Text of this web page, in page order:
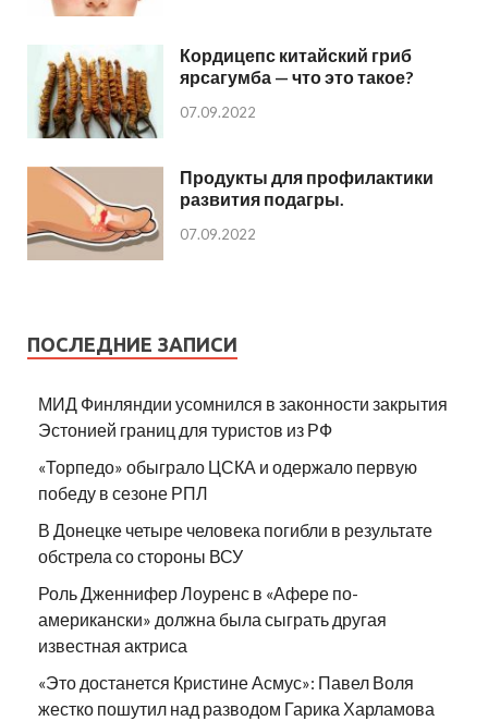
Кордицепс китайский гриб
ярсагумба — что это такое?
07.09.2022
Продукты для профилактики
развития подагры.
07.09.2022
ПОСЛЕДНИЕ ЗАПИСИ
МИД Финляндии усомнился в законности закрытия
Эстонией границ для туристов из РФ
«Торпедо» обыграло ЦСКА и одержало первую
победу в сезоне РПЛ
В Донецке четыре человека погибли в результате
обстрела со стороны ВСУ
Роль Дженнифер Лоуренс в «Афере по-
американски» должна была сыграть другая
известная актриса
«Это достанется Кристине Асмус»: Павел Воля
жестко пошутил над разводом Гарика Харламова